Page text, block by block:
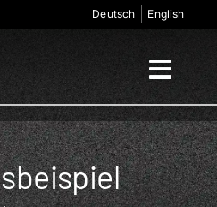
Deutsch English